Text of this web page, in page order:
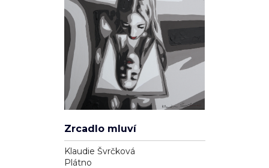
Zrcadlo mluví
Klaudie Švrčková
Plátno